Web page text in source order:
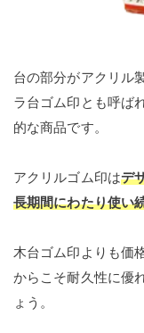
台の部分がアクリル
ラ台ゴム印とも呼ば
的な商品です。
アクリルゴム印はデ
長期間にわたり使い
木台ゴム印よりも価
からこそ耐久性に優
ょう。